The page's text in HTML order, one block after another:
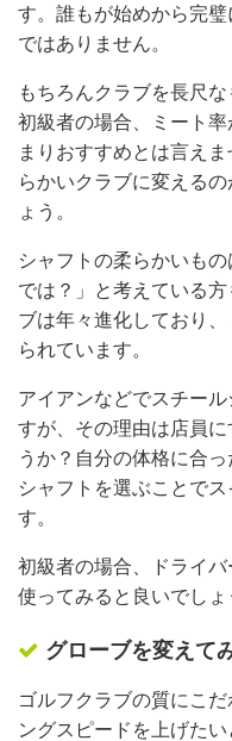
す。誰もが始めから完
ではありません。
もちろんクラブを長尺
初級者の場合、ミート
まりおすすめとは言え
らかいクラブに変える
ょう。
シャフトの柔らかいも
では？」と考えている
ブは年々進化しており
られています。
アイアンなどでスチー
すが、その理由は店員
うか？自分の体格に合
シャフトを選ぶことで
す。
初級者の場合、ドライ
使ってみると良いでしょ
グローブを変えて
ゴルフクラブの質にこ
ングスピードを上げた